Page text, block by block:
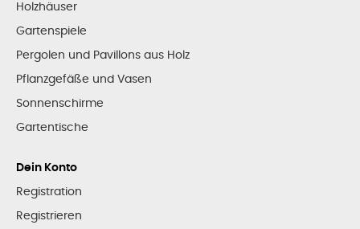
Holzhäuser
Gartenspiele
Pergolen und Pavillons aus Holz
Pflanzgefäße und Vasen
Sonnenschirme
Gartentische
Dein Konto
Registration
Registrieren